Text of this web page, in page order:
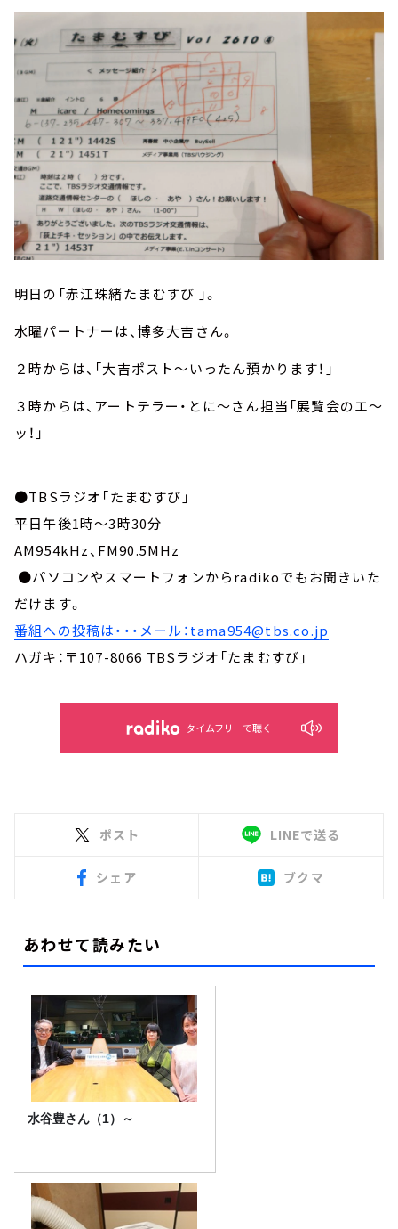
明日の「赤江珠緒たまむすび 」。
水曜パートナーは、博多大吉さん。
２時からは、「大吉ポスト～いったん預かります！」
３時からは、アートテラー・とに～さん担当「展覧会のエ～
ッ！」
●TBSラジオ「たまむすび」
平日午後1時～3時30分
AM954kHz、FM90.5MHz
●パソコンやスマートフォンからradikoでもお聞きいた
だけます。
番組への投稿は・・・メール：tama954@tbs.co.jp
ハガキ：〒107-8066 TBSラジオ「たまむすび」
タイムフリーで聴く
ポスト LINEで送る
シェア ブクマ
あわせて読みたい
水谷豊さん（1）～